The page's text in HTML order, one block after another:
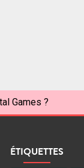
Games ?
ÉTIQUETTES